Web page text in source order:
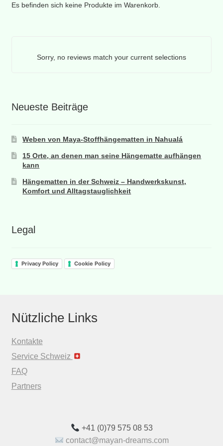
Es befinden sich keine Produkte im Warenkorb.
Sorry, no reviews match your current selections
Neueste Beiträge
Weben von Maya-Stoffhängematten in Nahualá
15 Orte, an denen man seine Hängematte aufhängen
kann
Hängematten in der Schweiz – Handwerkskunst,
Komfort und Alltagstauglichkeit
Legal
Privacy Policy Cookie Policy
Nützliche Links
Kontakte
Service Schweiz
FAQ
Partners
+41 (0)79 575 08 53
contact@mayan-dreams.com